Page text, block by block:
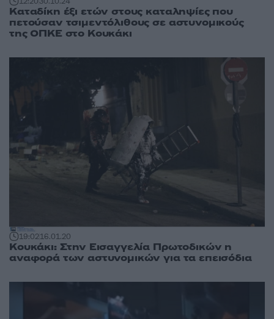
Καταδίκη έξι ετών στους καταληψίες που
πετούσαν τσιμεντόλιθους σε αστυνομικούς
της ΟΠΚΕ στο Κουκάκι
19:0216.01.20
Κουκάκι: Στην Εισαγγελία Πρωτοδικών η
αναφορά των αστυνομικών για τα επεισόδια